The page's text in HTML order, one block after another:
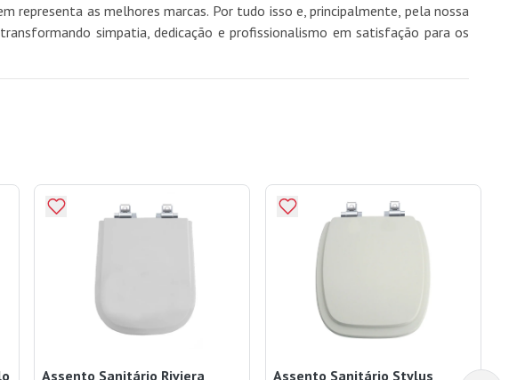
representa as melhores marcas. Por tudo isso e, principalmente, pela nossa
simpatia, dedicação e profissionalismo em satisfação para os
Assento Sanitário Riviera
Assento Sanitário Stylus